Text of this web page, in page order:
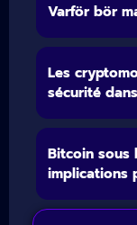
Varför bör
Les
sécurité
Bitcoin sous
implications